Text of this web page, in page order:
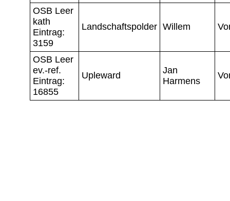
OSB Leer
kath
Eintrag:
3159
Landschaftspolder Willem
OSB Leer
ev.-ref.
Eintrag:
16855
Upleward
Jan
Harmens